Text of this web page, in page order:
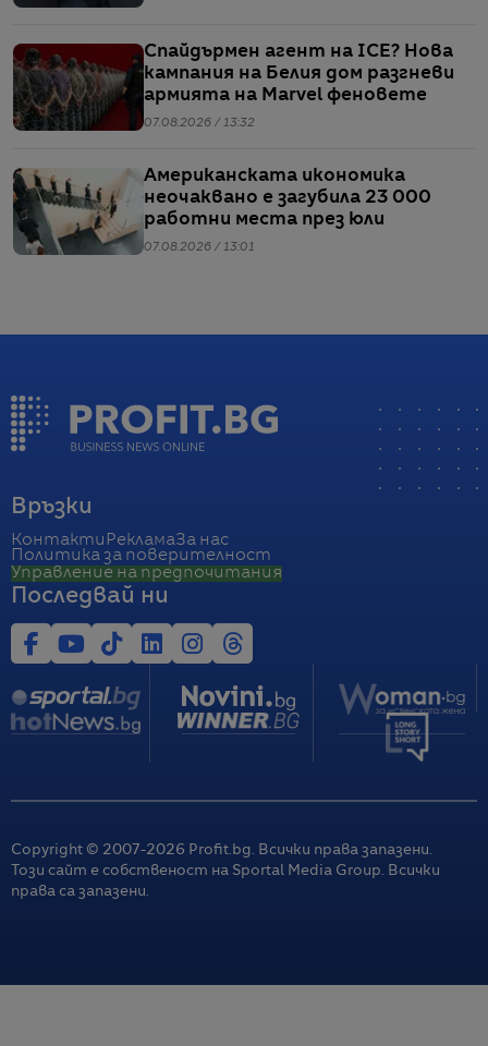
Спайдърмен агент на ICE? Нова
кампания на Белия дом разгневи
армията на Marvel феновете
07.08.2026 / 13:32
Американската икономика
неочаквано е загубила 23 000
работни места през юли
07.08.2026 / 13:01
Връзки
Контакти РекламаЗа нас
Политика за поверителност
Управление на предпочитания
Последвай ни
Copyright © 2007-2026 Profit.bg. Всички права запазени.
Този сайт е собственост на Sportal Media Group. Всички
права са запазени.